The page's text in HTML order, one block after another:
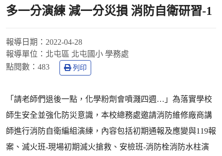
多一分演練 減一分災損 消防自衛研習-1
報導日期： 2022-04-28
報導單位： 北屯區 北屯國小 學務處
點閱數： 483 列印
「請老師們退後一點，化學粉劑會噴濺四週…」為落實學校
師生安全並強化防災意識，本校總務處邀請消防維修廠商講
師進行消防自衛編組演練，內容包括初期通報及應變與119報
案、滅火班-現場初期滅火搶救、安檢班-消防栓消防水柱演